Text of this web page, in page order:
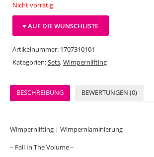
Nicht vorrätig
♥ AUF DIE WUNSCHLISTE
Artikelnummer: 1707310101
Kategorien:Sets,Wimpernlifting
BESCHREIBUNG BEWERTUNGEN (0)
Wimpernlifting | Wimpernlaminierung
– Fall In The Volume –